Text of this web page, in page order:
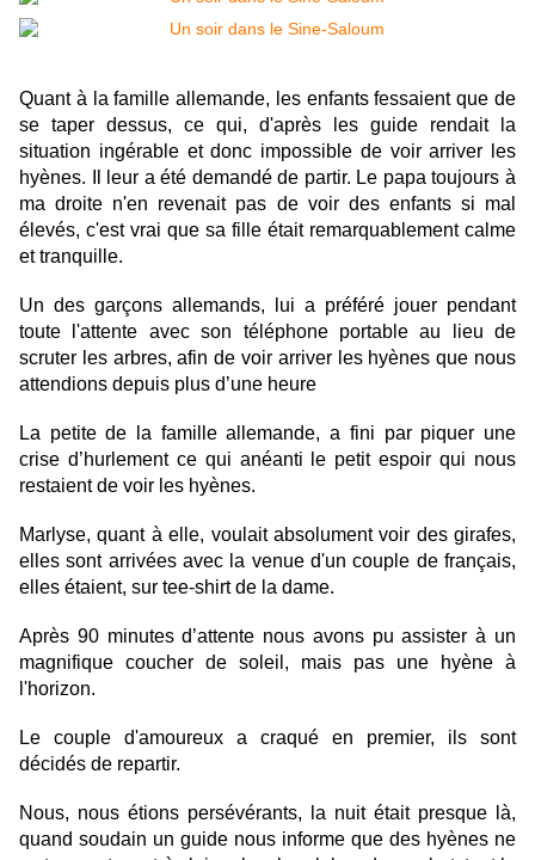
Quant à la famille allemande, les enfants fessaient que de
se taper dessus, ce qui, d'après les guide rendait la
situation ingérable et donc impossible de voir arriver les
hyènes. Il leur a été demandé de partir. Le papa toujours à
ma droite n'en revenait pas de voir des enfants si mal
élevés, c'est vrai que sa fille était remarquablement calme
et tranquille.
Un des garçons allemands, lui a préféré jouer pendant
toute l'attente avec son téléphone portable au lieu de
scruter les arbres, afin de voir arriver les hyènes que nous
attendions depuis plus d’une heure
La petite de la famille allemande, a fini par piquer une
crise d’hurlement ce qui anéanti le petit espoir qui nous
restaient de voir les hyènes.
Marlyse, quant à elle, voulait absolument voir des girafes,
elles sont arrivées avec la venue d'un couple de français,
elles étaient, sur tee-shirt de la dame.
Après 90 minutes d’attente nous avons pu assister à un
magnifique coucher de soleil, mais pas une hyène à
l'horizon.
Le couple d'amoureux a craqué en premier, ils sont
décidés de repartir.
Nous, nous étions persévérants, la nuit était presque là,
quand soudain un guide nous informe que des hyènes ne